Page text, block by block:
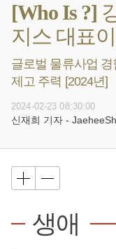
[Who Is ?]
지스 대표
글로벌 물류사업 경
제고 주력 [2024년]
2024-02-23 08:30:00
신재희 기자 -
생애